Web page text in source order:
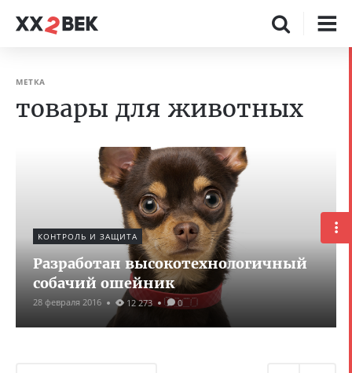
МЕТКА
товары для животных
КОНТРОЛЬ И ЗАЩИТА
Разработан высокотехнологичный
собачий ошейник
28 февраля 2016 12 273 0